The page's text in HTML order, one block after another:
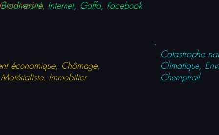
Coronavirus
Biodiversité, Internet, Gaffa, Facebook
économique, Chômage,
Matérialiste, Immobilier
Catastrophe
Climatique,
Chemptrail